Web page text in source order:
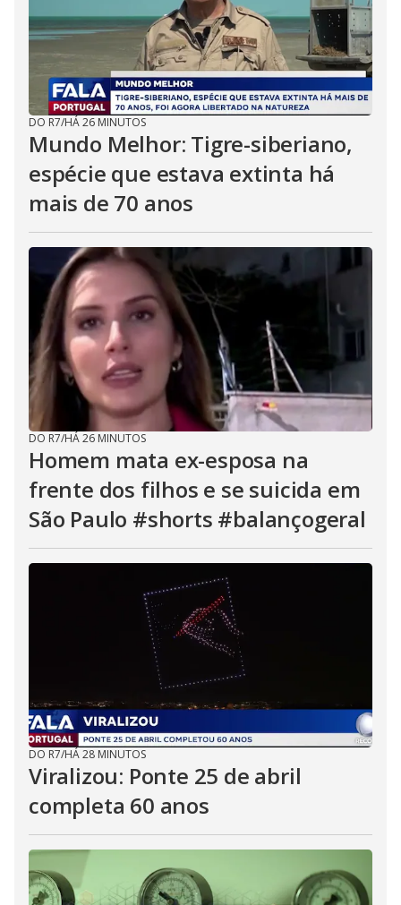
DO R7/HÁ 26 MINUTOS
Mundo Melhor: Tigre-siberiano,
espécie que estava extinta há
mais de 70 anos
DO R7/HÁ 26 MINUTOS
Homem mata ex-esposa na
frente dos filhos e se suicida em
São Paulo #shorts #balançogeral
DO R7/HÁ 28 MINUTOS
Viralizou: Ponte 25 de abril
completa 60 anos